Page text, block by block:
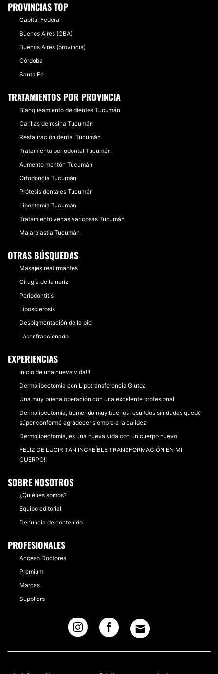
PROVINCIAS TOP
Capital Federal
Buenos Aires (GBA)
Buenos Aires (provincia)
Córdoba
Santa Fe
TRATAMIENTOS POR PROVINCIA
Blanqueamiento de dientes Tucumán
Carillas de resina Tucumán
Restauración dental Tucumán
Tratamiento periodontal Tucumán
Aumento mentón Tucumán
Ortodoncia Tucumán
Prótesis dentales Tucumán
Lipectomía Tucumán
Tratamiento venas varicosas Tucumán
Malarplastia Tucumán
OTRAS BÚSQUEDAS
Masajes reafirmantes
Cirugía de la nariz
Periodontitis
Liposclerosis
Despigmentación de la piel
Láser fraccionado
EXPERIENCIAS
Inicio de una nueva vida!!!
Dermolipectomia con Lipotransferencia Glutea
Una muy buena operación con una excelente profesional
Dermolipectomia, tremendo muy buenos resultdos sin dudas quedé
súper conformé agradecer siempre a la calidez
Dermolipectomía, es una nueva vida con un cuerpo nuevo
FELIZ DE LUCIR TAN INCREÍBLE TRANSFORMACIÓN EN MI
CUERPO!!
SOBRE NOSOTROS
¿Quiénes somos?
Equipo editorial
Denuncia de contenido
PROFESIONALES
Acceso Doctores
Premium
Marcas
Suppliers